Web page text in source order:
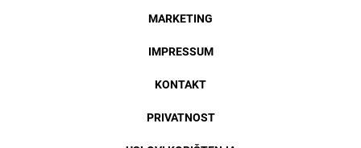
MARKETING
IMPRESSUM
KONTAKT
PRIVATNOST